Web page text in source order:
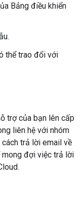
Bảng điều khiển
thể trao đổi với
trợ của bạn lên cấp
liên hệ với nhóm
trả lời email về
mong đợi việc trả lời